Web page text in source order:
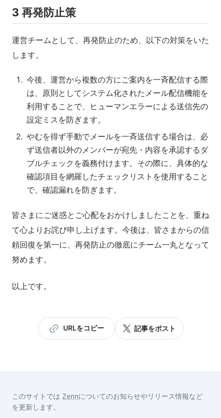
3 再発防止策
運営チームとして、再発防止のため、以下の対策をいた
します。
今後、運営から複数の方にご案内を一斉配信する際
は、原則としてシステム化されたメール配信機能を
利用することで、ヒューマンエラーによる送信先の
設定ミスを防ぎます。
やむを得ず手動でメールを一斉送信する場合は、必
ず送信者以外のメンバーが宛先・内容を承認するダ
ブルチェックを義務付けます。その際に、具体的な
確認項目を網羅したチェックリストを使用すること
で、確認漏れを防ぎます。
皆さまにご迷惑とご心配をおかけしましたことを、重ね
て心よりお詫び申し上げます。今後は、皆さまからの信
頼回復を第一に、再発防止の徹底にチーム一丸となって
努めます。
以上です。
URLをコピー 記事をポスト
このサイトでは Zennについてのお知らせやリリース情報など
を更新します。